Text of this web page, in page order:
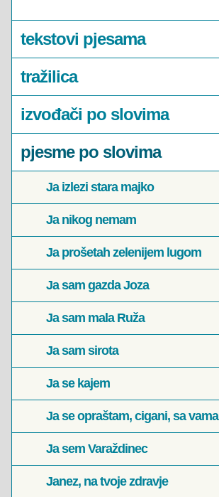
tekstovi pjesama
tražilica
izvođači po slovima
pjesme po slovima
Ja izlezi stara majko
Ja nikog nemam
Ja prošetah zelenijem lugom
Ja sam gazda Joza
Ja sam mala Ruža
Ja sam sirota
Ja se kajem
Ja se opraštam, cigani, sa vama
Ja sem Varaždinec
Janez, na tvoje zdravje